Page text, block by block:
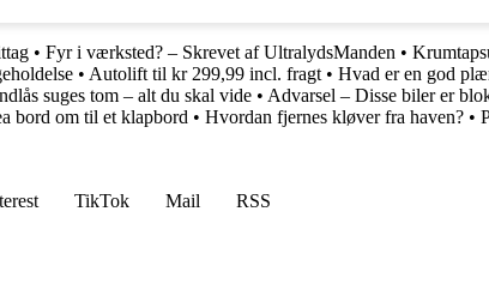
• Fyr i værksted? – Skrevet af UltralydsManden •
• Autolift til kr 299,99 incl. fragt • Hvad er en god
suges tom – alt du skal vide • Advarsel – Disse biler er
bord om til et klapbord • Hvordan fjernes kløver fra haven? •
TikTok Mail
RSS